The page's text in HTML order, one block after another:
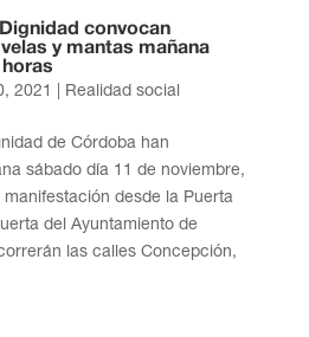
convocan
y mantas mañana
horas
2021 Realidad social
de Córdoba han
sábado día 11 de noviembre,
desde la Puerta
del Ayuntamiento de
las calles Concepción,